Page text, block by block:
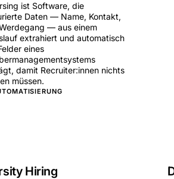
ist Software, die
Daten — Name, Kontakt,
— aus einem
extrahiert und automatisch
eines
damit Recruiter:innen nichts
müssen.
Hiring